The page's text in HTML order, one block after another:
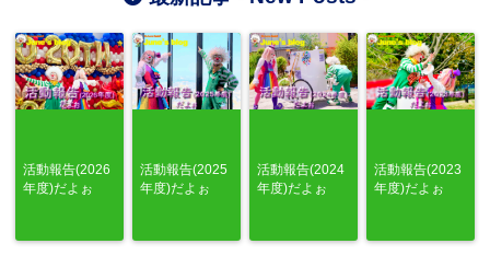
活動報告(2026
年度)だよぉ
活動報告(2025
年度)だよぉ
活動報告(2024
年度)だよぉ
活動報告(2023
年度)だよぉ